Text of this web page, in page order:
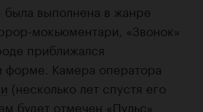
была выполнена в жанре
мокьюментари, «Звонок»
приближался
форме. Камера оператора
(несколько лет спустя его
будет отмечен «Пульс»